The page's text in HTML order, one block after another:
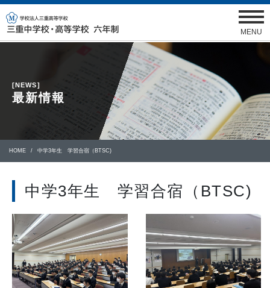
MENU
[NEWS]
最新情報
HOME 中学3年生 学習合宿（BTSC)
中学3年生 学習合宿（BTSC)